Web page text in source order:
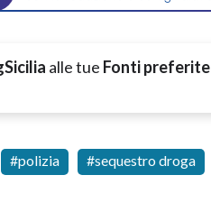
alle tue Fonti preferite
polizia sequestro droga